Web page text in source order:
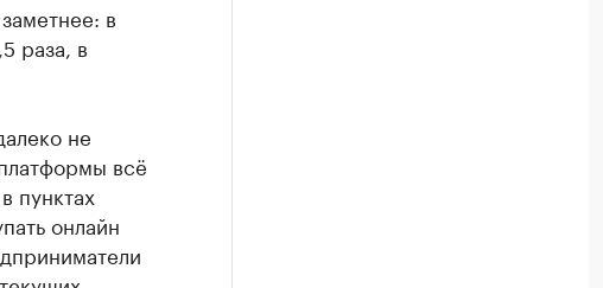
в
раза, в
не
всё
пунктах
онлайн